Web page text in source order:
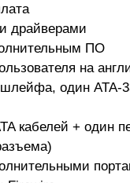
драйверами
ПО
на
один ATA-
кабелей + один